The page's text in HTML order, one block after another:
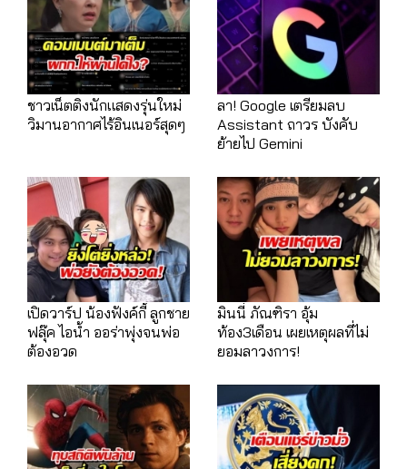
ชาวเน็ตติงนักแสดงรุ่นใหม่
วิมานอากาศไร้อินเนอร์สุดๆ
ลา! Google เตรียมลบ
Assistant ถาวร บังคับ
ย้ายไป Gemini
เปิดวาร์ป น้องฟังค์กี้ ลูกชาย
ฟลุ๊ค ไอน้ำ ออร่าพุ่งจนพ่อ
ต้องอวด
มินนี่ ภัณฑิรา อุ้ม
ท้อง3เดือน เผยเหตุผลที่ไม่
ยอมลาวงการ!